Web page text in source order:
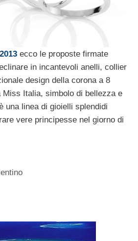
ecco le proposte firmate
in incantevoli anelli, collier
design della corona a 8
Miss Italia, simbolo di bellezza e
una linea di gioielli splendidi
vere principesse nel giorno di